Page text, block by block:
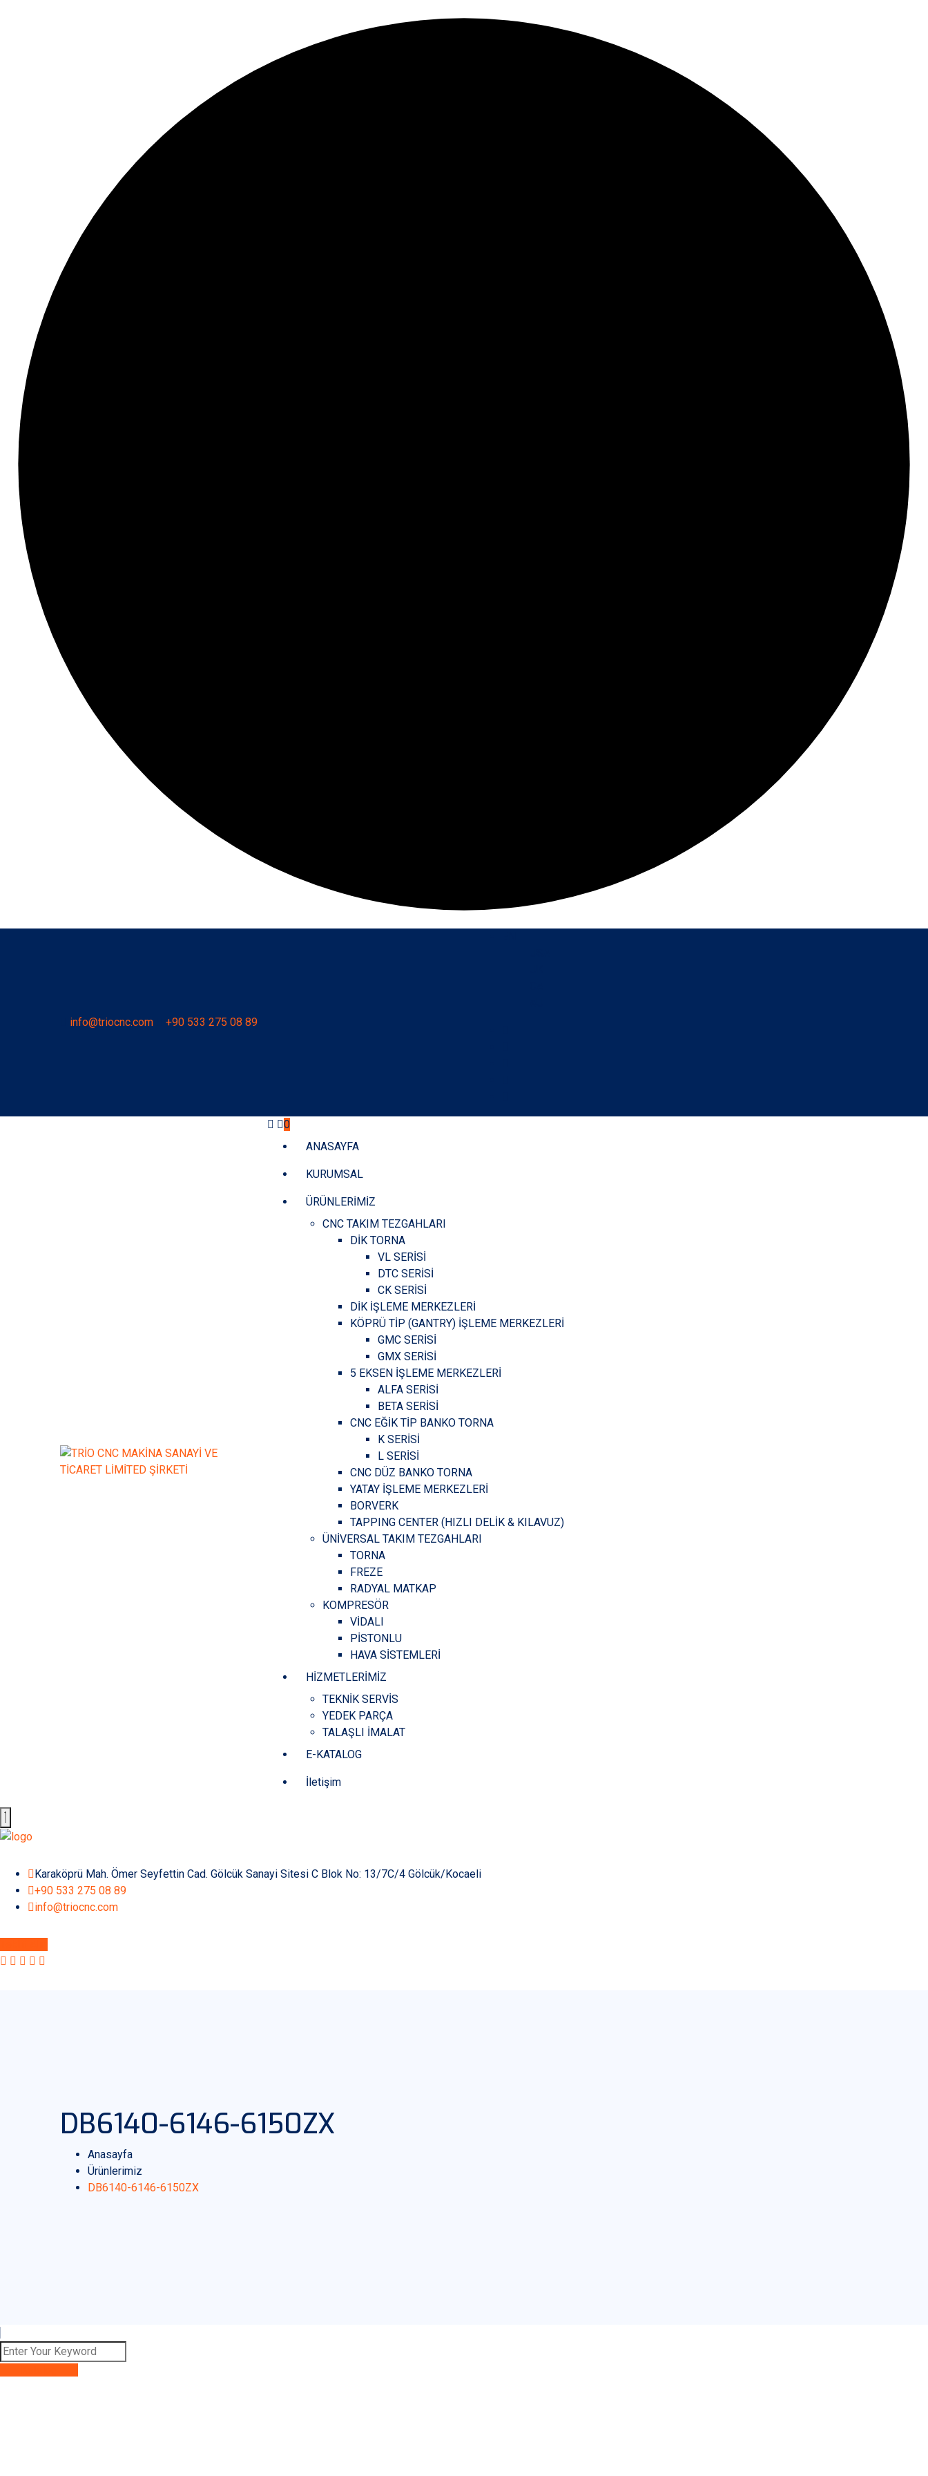
info@triocnc.com +90 533 275 08 89
0
ANASAYFA
KURUMSAL
ÜRÜNLERİMİZ
CNC TAKIM TEZGAHLARI
DİK TORNA
VL SERİSİ
DTC SERİSİ
CK SERİSİ
DİK İŞLEME MERKEZLERİ
KÖPRÜ TİP (GANTRY) İŞLEME MERKEZLERİ
GMC SERİSİ
GMX SERİSİ
5 EKSEN İŞLEME MERKEZLERİ
ALFA SERİSİ
BETA SERİSİ
CNC EĞİK TİP BANKO TORNA
K SERİSİ
L SERİSİ
CNC DÜZ BANKO TORNA
YATAY İŞLEME MERKEZLERİ
BORVERK
TAPPING CENTER (HIZLI DELİK & KILAVUZ)
ÜNİVERSAL TAKIM TEZGAHLARI
TORNA
FREZE
RADYAL MATKAP
KOMPRESÖR
VİDALI
PİSTONLU
HAVA SİSTEMLERİ
HİZMETLERİMİZ
TEKNİK SERVİS
YEDEK PARÇA
TALAŞLI İMALAT
E-KATALOG
İletişim
Karaköprü Mah. Ömer Seyfettin Cad. Gölcük Sanayi Sitesi C Blok No: 13/7C/4 Gölcük/Kocaeli
+90 533 275 08 89
info@triocnc.com
DB6140-6146-6150ZX
Anasayfa
Ürünlerimiz
DB6140-6146-6150ZX